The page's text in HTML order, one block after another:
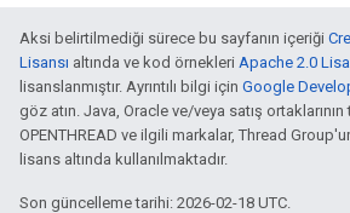
Aksi belirtilmediği sürece bu sayfanın içeriği
Lisansı altında ve kod örnekleri Apache 2.0
lisanslanmıştır. Ayrıntılı bilgi için Google
göz atın. Java, Oracle ve/veya satış
OPENTHREAD ve ilgili markalar, Thread
lisans altında kullanılmaktadır.
Son güncelleme tarihi: 2026-02-18 UTC.